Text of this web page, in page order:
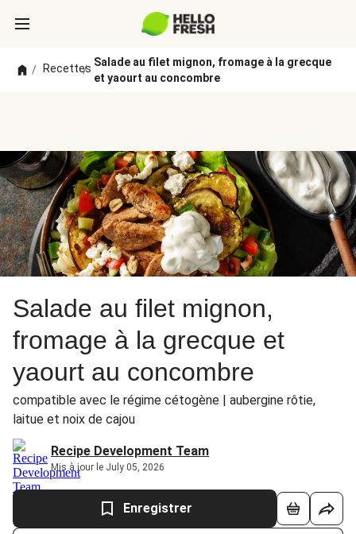
/ Recettes
/
Salade au filet mignon, fromage à la grecque
et yaourt au concombre
Salade au filet mignon,
fromage à la grecque et
yaourt au concombre
compatible avec le régime cétogène | aubergine rôtie,
laitue et noix de cajou
Recipe Development Team
Mis à jour le July 05, 2026
Enregistrer